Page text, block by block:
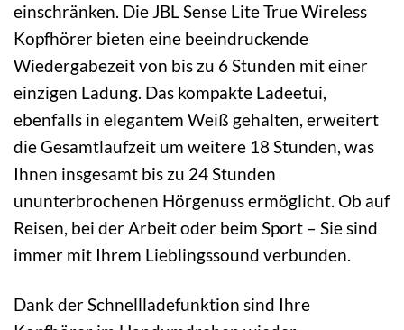
einschränken. Die JBL Sense Lite True Wireless
Kopfhörer bieten eine beeindruckende
Wiedergabezeit von bis zu 6 Stunden mit einer
einzigen Ladung. Das kompakte Ladeetui,
ebenfalls in elegantem Weiß gehalten, erweitert
die Gesamtlaufzeit um weitere 18 Stunden, was
Ihnen insgesamt bis zu 24 Stunden
ununterbrochenen Hörgenuss ermöglicht. Ob auf
Reisen, bei der Arbeit oder beim Sport – Sie sind
immer mit Ihrem Lieblingssound verbunden.
Dank der Schnellladefunktion sind Ihre